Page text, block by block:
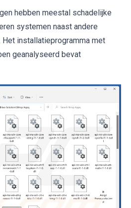
hebben meestal schadelijke
systemen naast andere
Het installatieprogramma met
geanalyseerd bevat